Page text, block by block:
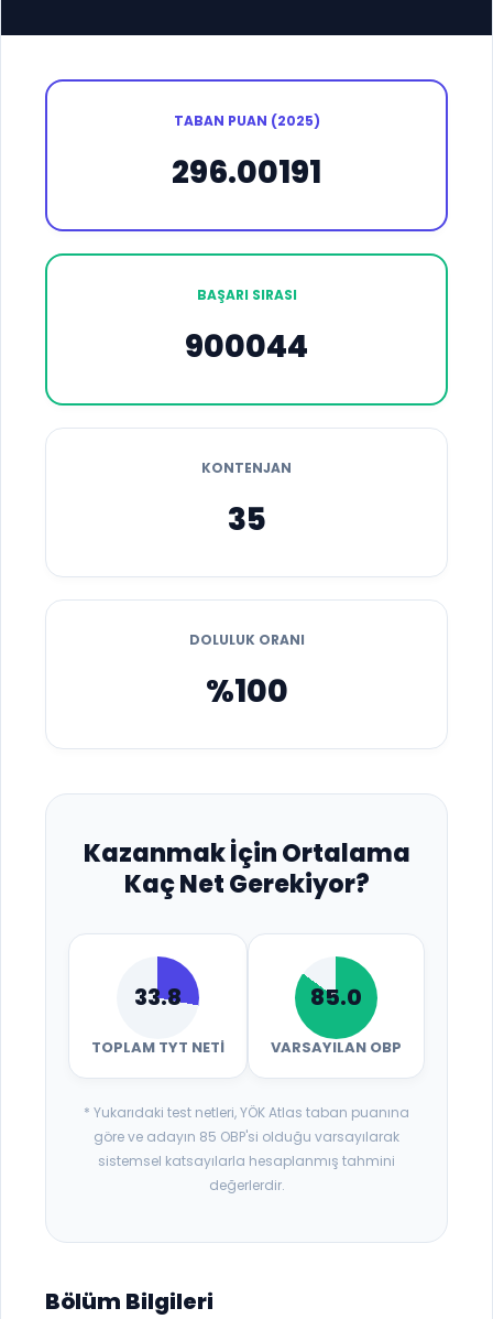
TABAN PUAN (2025)
296.00191
BAŞARI SIRASI
900044
KONTENJAN
35
DOLULUK ORANI
%100
Kazanmak İçin Ortalama
Kaç Net Gerekiyor?
33.8
TOPLAM TYT NETI
85.0
VARSAYILAN OBP
* Yukarıdaki test netleri, YÖK Atlas taban puanına
göre ve adayın 85 OBP'si olduğu varsayılarak
sistemsel katsayılarla hesaplanmış tahmini
değerlerdir.
Bölüm Bilgileri